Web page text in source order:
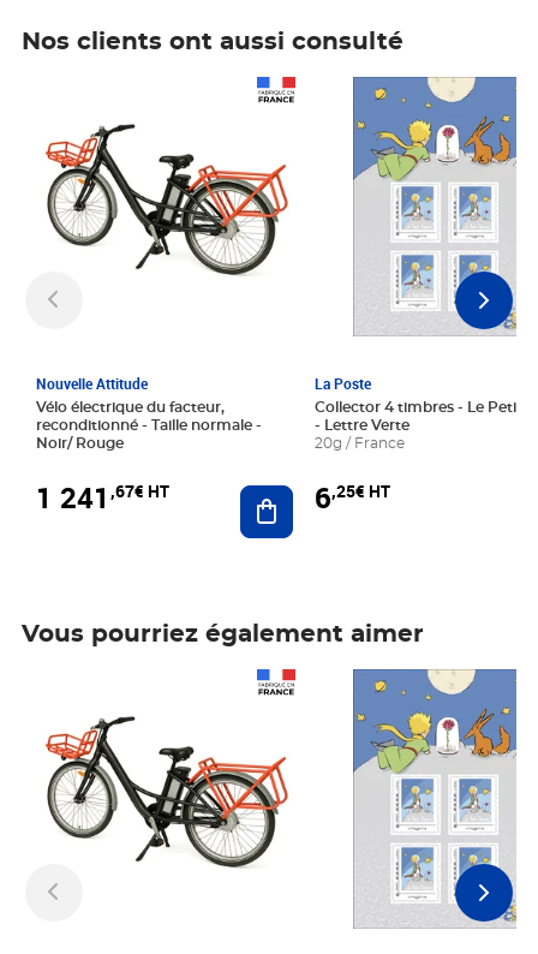
Nos clients ont aussi consulté
Nouvelle Attitude
Vélo électrique du facteur,
reconditionné - Taille normale -
Noir/ Rouge
1 241 ,67€ HT Ajouter au panier
La Poste
Collector 4 timbres - Le Petit
- Lettre Verte
20g / France
6,25€ HT
Prix 6,25€ HT
Vous pourriez également aimer
Prix 6,25€ HT